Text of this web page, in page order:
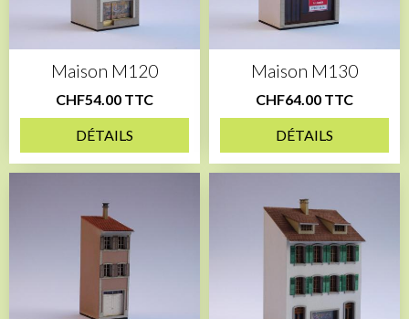
Maison M120
CHF54.00 TTC
DÉTAILS
Maison M130
CHF64.00 TTC
DÉTAILS